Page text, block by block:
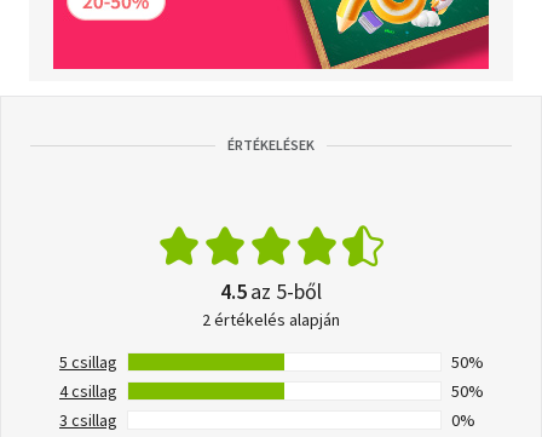
ÉRTÉKELÉSEK
4.5az 5-ből
2 értékelés alapján
5 csillag
50%
4 csillag
50%
3 csillag
0%